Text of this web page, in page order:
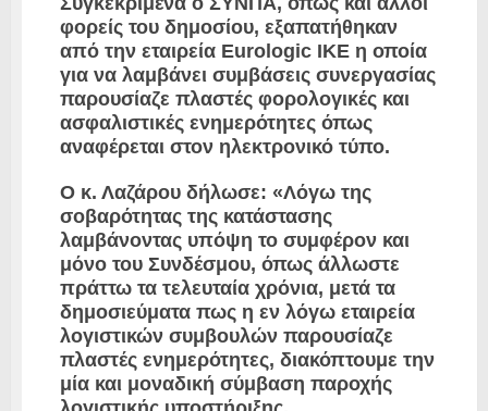
φορείς του δημοσίου, εξαπατήθηκαν
από την εταιρεία Eurologic ΙΚΕ η οποία
για να λαμβάνει συμβάσεις συνεργασίας
παρουσίαζε πλαστές φορολογικές και
ασφαλιστικές ενημερότητες όπως
αναφέρεται στον ηλεκτρονικό τύπο.
Ο κ. Λαζάρου δήλωσε: «Λόγω της
σοβαρότητας της κατάστασης
λαμβάνοντας υπόψη το συμφέρον και
μόνο του Συνδέσμου, όπως άλλωστε
πράττω τα τελευταία χρόνια, μετά τα
δημοσιεύματα πως η εν λόγω εταιρεία
λογιστικών συμβουλών παρουσίαζε
πλαστές ενημερότητες, διακόπτουμε την
μία και μοναδική σύμβαση παροχής